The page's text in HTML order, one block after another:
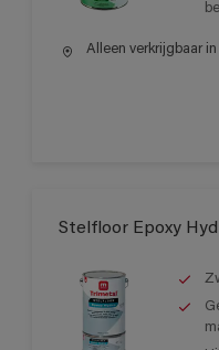
Alleen verkrijgbaar in
Stelfloor Epoxy